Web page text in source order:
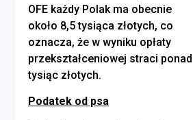
OFE każdy Polak ma obecnie
około 8,5 tysiąca złotych, co
oznacza, że w wyniku opłaty
przekształceniowej straci ponad
tysiąc złotych.
Podatek od psa